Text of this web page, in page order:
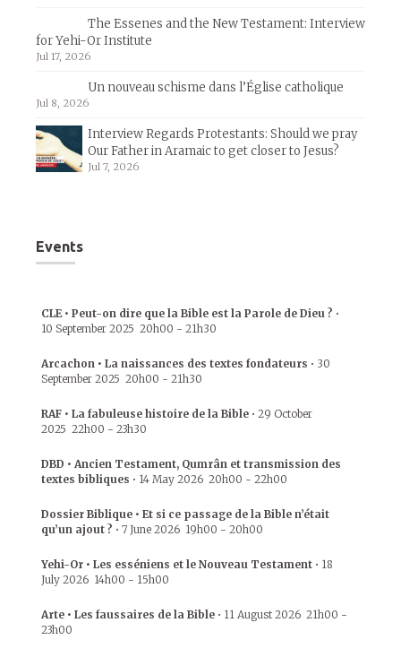
The Essenes and the New Testament: Interview
for Yehi-Or Institute
Jul 17, 2026
Un nouveau schisme dans l’Église catholique
Jul 8, 2026
Interview Regards Protestants: Should we pray
Our Father in Aramaic to get closer to Jesus?
Jul 7, 2026
Events
CLE • Peut-on dire que la Bible est la Parole de Dieu ? •
10 September 2025 20h00 - 21h30
Arcachon • La naissances des textes fondateurs • 30
September 2025 20h00 - 21h30
RAF • La fabuleuse histoire de la Bible • 29 October
2025 22h00 - 23h30
DBD • Ancien Testament, Qumrân et transmission des
textes bibliques • 14 May 2026 20h00 - 22h00
Dossier Biblique • Et si ce passage de la Bible n’était
qu’un ajout ? • 7 June 2026 19h00 - 20h00
Yehi-Or • Les esséniens et le Nouveau Testament • 18
July 2026 14h00 - 15h00
Arte • Les faussaires de la Bible • 11 August 2026 21h00 -
23h00